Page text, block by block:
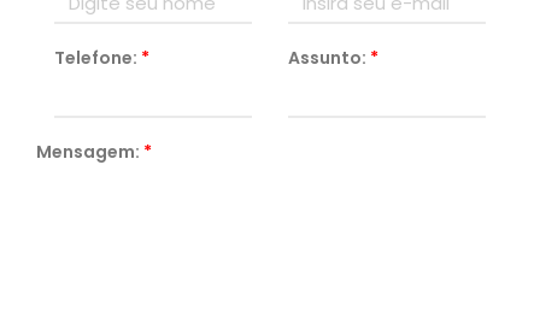
Telefone: * Assunto: *
Mensagem: *